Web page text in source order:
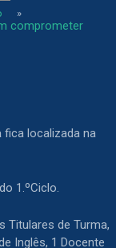
»
fica localizada na
1.ºCiclo.
Titulares de Turma,
Inglês, 1 Docente